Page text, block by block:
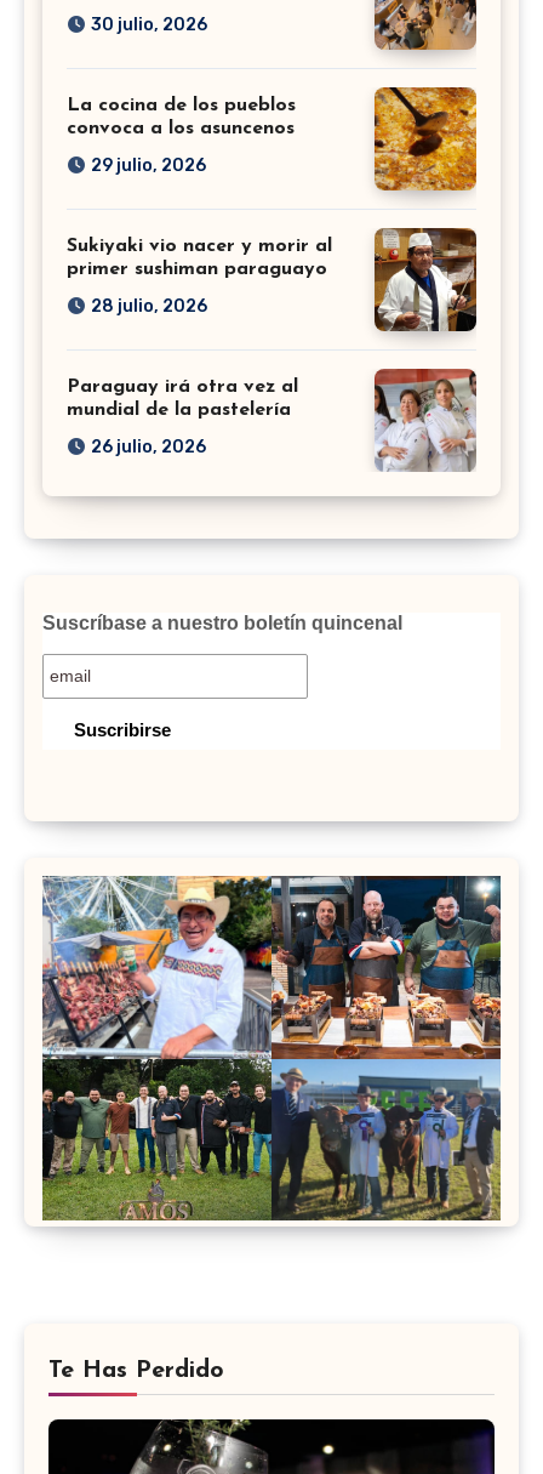
30 julio, 2026
La cocina de los pueblos
convoca a los asuncenos
29 julio, 2026
Sukiyaki vio nacer y morir al
primer sushiman paraguayo
28 julio, 2026
Paraguay irá otra vez al
mundial de la pastelería
26 julio, 2026
Suscríbase a nuestro boletín quincenal
Te Has Perdido